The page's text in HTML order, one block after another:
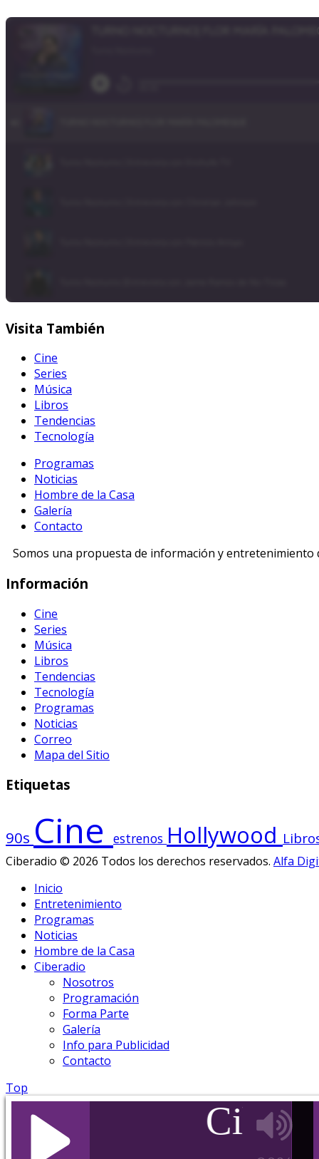
Visita También
Cine
Series
Música
Libros
Tendencias
Tecnología
Programas
Noticias
Hombre de la Casa
Galería
Contacto
Somos una propuesta de información y
Información
Cine
Series
Música
Libros
Tendencias
Tecnología
Programas
Noticias
Correo
Mapa del Sitio
Etiquetas
90s Cine estrenos Hollywood
Ciberadio © 2026 Todos los derechos reservados. Alfa
Inicio
Entretenimiento
Programas
Noticias
Hombre de la Casa
Ciberadio
Nosotros
Programación
Forma Parte
Galería
Info para Publicidad
Contacto
Top